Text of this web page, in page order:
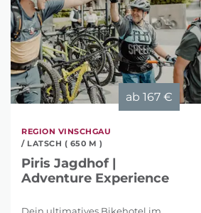
ab 167 €
REGION VINSCHGAU
/ LATSCH ( 650 M )
Piris Jagdhof |
Adventure Experience
Dein ultimatives Bikehotel im